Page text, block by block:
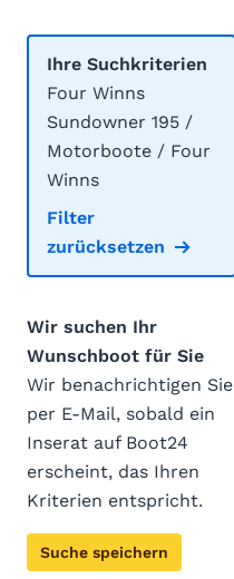
Ihre Suchkriterien
Four Winns
Sundowner 195 /
Motorboote / Four
Winns
Filter
zurücksetzen
Wir suchen Ihr
Wunschboot für Sie
Wir benachrichtigen Sie
per E-Mail, sobald ein
Inserat auf Boot24
erscheint, das Ihren
Kriterien entspricht.
Suche speichern